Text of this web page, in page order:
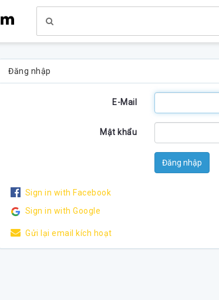
Đăng nhập
E-Mail
Mật khẩu
Đăng nhập
Sign in with Facebook
Sign in with Google
Gửi lại email kích hoạt